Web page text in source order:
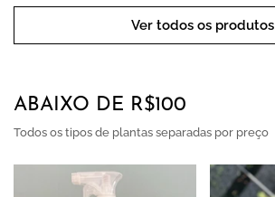
Ver todos os produtos
ABAIXO DE R$100
Todos os tipos de plantas separadas por preço